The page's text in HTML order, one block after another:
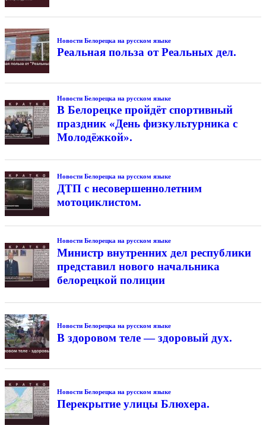
Новости Белорецка на русском языке
Реальная польза от Реальных дел.
Новости Белорецка на русском языке
В Белорецке пройдёт спортивный
праздник «День физкультурника с
Молодёжкой».
Новости Белорецка на русском языке
ДТП с несовершеннолетним
мотоциклистом.
Новости Белорецка на русском языке
Министр внутренних дел республики
представил нового начальника
белорецкой полиции
Новости Белорецка на русском языке
В здоровом теле — здоровый дух.
Новости Белорецка на русском языке
Перекрытие улицы Блюхера.